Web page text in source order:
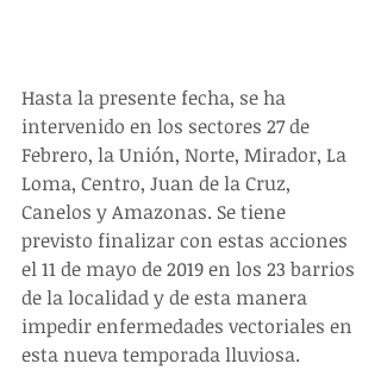
Hasta la presente fecha, se ha
intervenido en los sectores 27 de
Febrero, la Unión, Norte, Mirador, La
Loma, Centro, Juan de la Cruz,
Canelos y Amazonas. Se tiene
previsto finalizar con estas acciones
el 11 de mayo de 2019 en los 23 barrios
de la localidad y de esta manera
impedir enfermedades vectoriales en
esta nueva temporada lluviosa.